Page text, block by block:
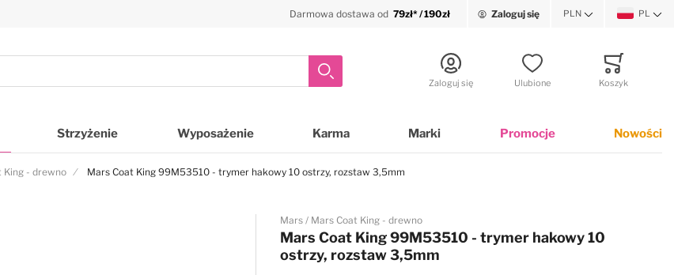
Darmowa dostawa od 79zł* / 190zł Zaloguj sięWalutaPLN PL
Szukaj Zaloguj się Ulubione Koszyk
Strzyżenie Wyposażenie Karma Marki Promocje Nowości
King - drewno Mars Coat King 99M53510 - trymer hakowy 10 ostrzy, rozstaw 3,5mm
Mars Mars Coat King - drewno
Mars Coat King 99M53510 - trymer hakowy 10
ostrzy, rozstaw 3,5mm